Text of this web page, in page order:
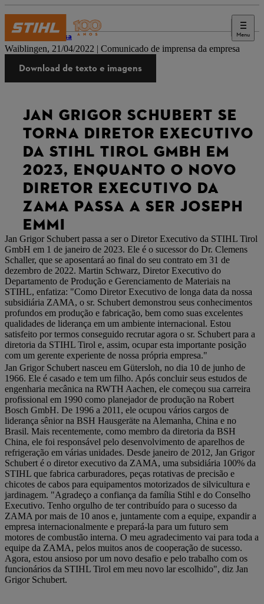
Menu
Imprensa
Waiblingen, 21/04/2022 | Comunicado de imprensa da empresa
Download de texto e imagens
JAN GRIGOR SCHUBERT SE
TORNA DIRETOR EXECUTIVO
DA STIHL TIROL GMBH EM
2023, ENQUANTO O NOVO
DIRETOR EXECUTIVO DA
ZAMA PASSA A SER JOSEPH
EMMI
Jan Grigor Schubert passa a ser o Diretor Executivo da STIHL Tirol
GmbH em 1 de janeiro de 2023. Ele é o sucessor do Dr. Clemens
Schaller, que se aposentará ao final do seu contrato em 31 de
dezembro de 2022. Martin Schwarz, Diretor Executivo do
Departamento de Produção e Gerenciamento de Materiais na
STIHL, enfatiza: "Como Diretor Executivo de longa data da nossa
subsidiária ZAMA, o sr. Schubert demonstrou seus conhecimentos
profundos em produção e fabricação, bem como suas excelentes
qualidades de liderança em um ambiente internacional. Estou
satisfeito por termos conseguido recrutar agora o sr. Schubert para a
diretoria da STIHL Tirol e, assim, ocupar esta importante posição
com um gerente experiente de nossa própria empresa."
Jan Grigor Schubert nasceu em Gütersloh, no dia 10 de junho de
1966. Ele é casado e tem um filho. Após concluir seus estudos de
engenharia mecânica na RWTH Aachen, ele começou sua carreira
profissional em 1990 como planejador de produção na Robert
Bosch GmbH. De 1996 a 2011, ele ocupou vários cargos de
liderança sênior na BSH Hausgeräte na Alemanha, China e no
Brasil. Mais recentemente, como membro da diretoria da BSH
China, ele foi responsável pelo desenvolvimento de aparelhos de
refrigeração em várias unidades. Desde janeiro de 2012, Jan Grigor
Schubert é o diretor executivo da ZAMA, uma subsidiária 100% da
STIHL que fabrica carburadores, peças rotativas de precisão e
chicotes de cabos para equipamentos motorizados de silvicultura e
jardinagem. "Agradeço a confiança da família Stihl e do Conselho
Executivo. Tenho orgulho de ter contribuído para o sucesso da
ZAMA por mais de 10 anos e, juntamente com a equipe, expandir a
empresa internacionalmente e prepará-la para um futuro sem
motores de combustão interna. O meu agradecimento vai para toda a
equipe da ZAMA, pelos muitos anos de cooperação de sucesso.
Agora, estou ansioso por um novo desafio e pelo trabalho com os
funcionários da STIHL Tirol em meu novo lar escolhido", diz Jan
Grigor Schubert.